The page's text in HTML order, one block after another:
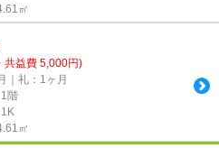
㎡
共益費 5,000円)
｜礼：1ヶ月
階
㎡